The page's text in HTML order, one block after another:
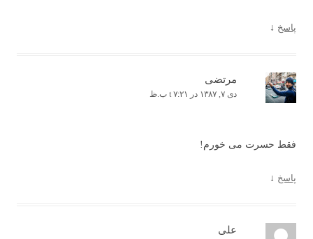
پاسخ ↓
مرتضی
دی ۷, ۱۳۸۷ در t ۷:۲۱ ب.ظ
فقط حسرت می خورم!
پاسخ ↓
علی